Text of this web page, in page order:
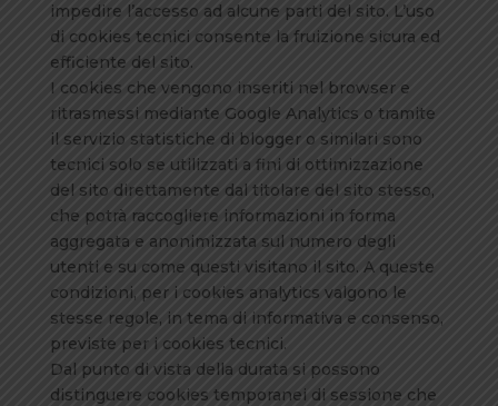
impedire l’accesso ad alcune parti del sito. L’uso
di cookies tecnici consente la fruizione sicura ed
efficiente del sito.
I cookies che vengono inseriti nel browser e
ritrasmessi mediante Google Analytics o tramite
il servizio statistiche di blogger o similari sono
tecnici solo se utilizzati a fini di ottimizzazione
del sito direttamente dal titolare del sito stesso,
che potrà raccogliere informazioni in forma
aggregata e anonimizzata sul numero degli
utenti e su come questi visitano il sito. A queste
condizioni, per i cookies analytics valgono le
stesse regole, in tema di informativa e consenso,
previste per i cookies tecnici.
Dal punto di vista della durata si possono
distinguere cookies temporanei di sessione che